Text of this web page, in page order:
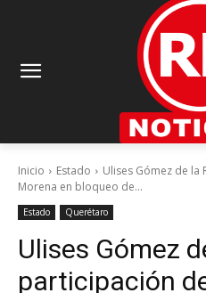
Inicio Estado
Ulises Gómez de la
Morena en bloqueo de...
Estado Querétaro
Ulises Gómez
participación